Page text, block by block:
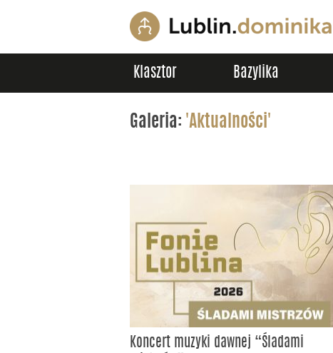
Klasztor Bazylika
Galeria: 'Aktualności'
Koncert muzyki dawnej “Śladami